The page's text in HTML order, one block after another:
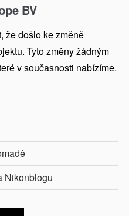
BV
že došlo ke změně
Tyto změny žádným
v současnosti nabízíme.
Nikonblogu